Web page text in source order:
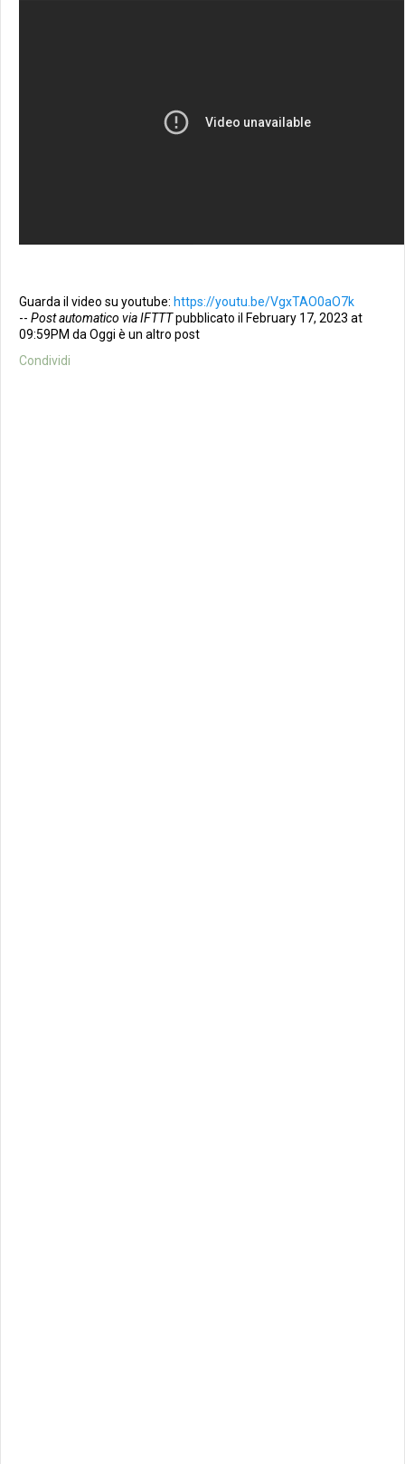
Guarda il video su youtube: https://youtu.be/VgxTAO0aO7k
-- Post automatico via IFTTTpubblicato il February 17, 2023 at
09:59PM da Oggi è un altro post
Condividi